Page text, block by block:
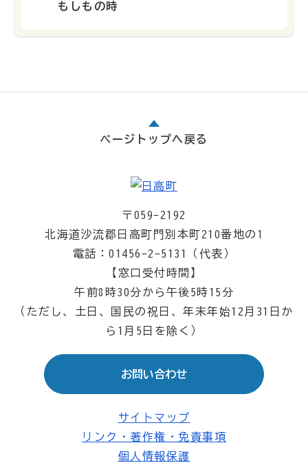
もしもの時
ページトップへ戻る
〒059-2192
北海道沙流郡日高町門別本町210番地の1
電話：01456-2-5131（代表）
【窓口受付時間】
午前8時30分から午後5時15分
（ただし、土日、国民の祝日、年末年始12月31日か
ら1月5日を除く）
お問い合わせ
サイトマップ
リンク・著作権・免責事項
個人情報保護